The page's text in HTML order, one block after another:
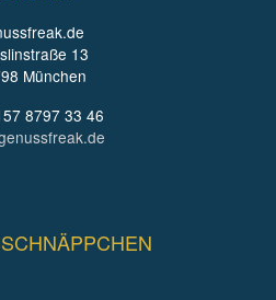
13
München
8797 33 46